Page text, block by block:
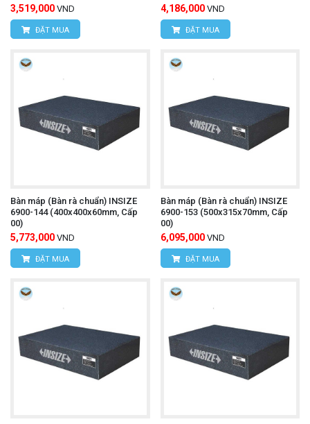
3,519,000 VND
ĐẶT MUA
4,186,000 VND
ĐẶT MUA
Bàn máp (Bàn rà chuẩn) INSIZE
6900-144 (400x400x60mm, Cấp
00)
5,773,000 VND
ĐẶT MUA
Bàn máp (Bàn rà chuẩn) INSIZE
6900-153 (500x315x70mm, Cấp
00)
6,095,000 VND
ĐẶT MUA